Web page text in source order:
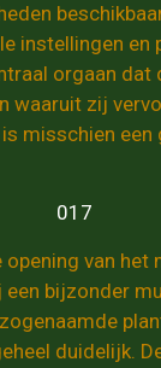
instellingen en
orgaan dat
waaruit zij
misschien een
opening van het
een bijzonder
duidelijk.